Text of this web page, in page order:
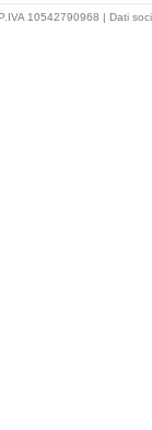
10542790968 | Dati